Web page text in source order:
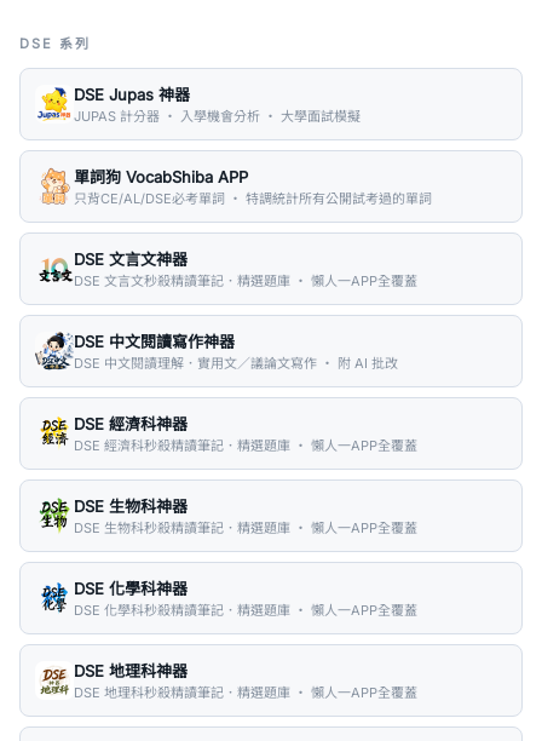
DSE 系列
DSE Jupas 神器
JUPAS 計分器 ・ 入學機會分析 ・ 大學面試模擬
單詞狗 VocabShiba APP
只背CE/AL/DSE必考單詞 ・ 特調統計所有公開試考過的單詞
DSE 文言文神器
DSE 文言文秒殺精讀筆記．精選題庫 ・ 懶人一APP全覆蓋
DSE 中文閱讀寫作神器
DSE 中文閱讀理解．實用文／議論文寫作 ・ 附 AI 批改
DSE 經濟科神器
DSE 經濟科秒殺精讀筆記．精選題庫 ・ 懶人一APP全覆蓋
DSE 生物科神器
DSE 生物科秒殺精讀筆記．精選題庫 ・ 懶人一APP全覆蓋
DSE 化學科神器
DSE 化學科秒殺精讀筆記．精選題庫 ・ 懶人一APP全覆蓋
DSE 地理科神器
DSE 地理科秒殺精讀筆記．精選題庫 ・ 懶人一APP全覆蓋